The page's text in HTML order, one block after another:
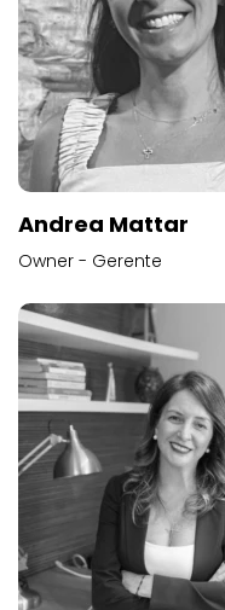
Andrea Mattar
Owner - Gerente